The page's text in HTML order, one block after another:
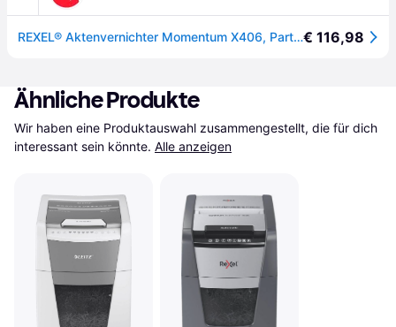
REXEL® Aktenvernichter Momentum X406, Partikelschnitt 4 x 28 mm - Schwarz€ 116,98
Ähnliche Produkte
Wir haben eine Produktauswahl zusammengestellt, die für dich
interessant sein könnte. Alle anzeigen